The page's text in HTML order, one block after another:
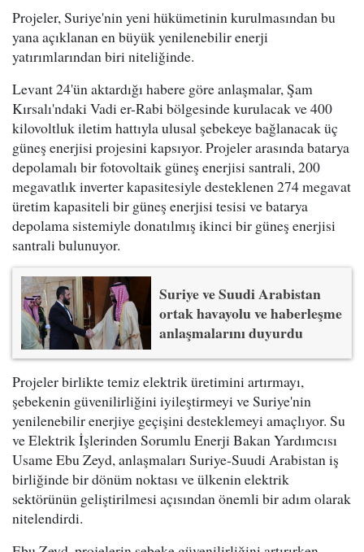
Projeler, Suriye'nin yeni hükümetinin kurulmasından bu
yana açıklanan en büyük yenilenebilir enerji
yatırımlarından biri niteliğinde.
Levant 24'ün aktardığı habere göre anlaşmalar, Şam
Kırsalı'ndaki Vadi er-Rabi bölgesinde kurulacak ve 400
kilovoltluk iletim hattıyla ulusal şebekeye bağlanacak üç
güneş enerjisi projesini kapsıyor. Projeler arasında batarya
depolamalı bir fotovoltaik güneş enerjisi santrali, 200
megavatlık inverter kapasitesiyle desteklenen 274 megavat
üretim kapasiteli bir güneş enerjisi tesisi ve batarya
depolama sistemiyle donatılmış ikinci bir güneş enerjisi
santrali bulunuyor.
Suriye ve Suudi Arabistan
ortak havayolu ve haberleşme
anlaşmalarını duyurdu
Projeler birlikte temiz elektrik üretimini artırmayı,
şebekenin güvenilirliğini iyileştirmeyi ve Suriye'nin
yenilenebilir enerjiye geçişini desteklemeyi amaçlıyor. Su
ve Elektrik İşlerinden Sorumlu Enerji Bakan Yardımcısı
Usame Ebu Zeyd, anlaşmaları Suriye-Suudi Arabistan iş
birliğinde bir dönüm noktası ve ülkenin elektrik
sektörünün geliştirilmesi açısından önemli bir adım olarak
nitelendirdi.